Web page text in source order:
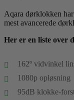
Aqara dørklokken
mest avancerede
Her er en liste over
162º vidvinkel
1080p opløsning
95dB klokke-